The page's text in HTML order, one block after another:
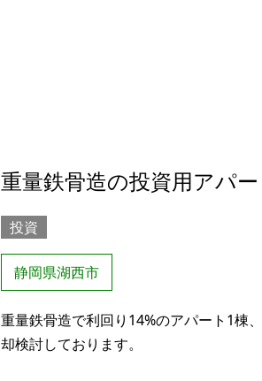
重量鉄骨造の投資用アパ
投資
静岡県湖西市
重量鉄骨造で利回り14%のアパート1棟
却検討しております。